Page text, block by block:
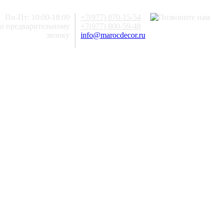
+7(977) 870-15-54
+7(977) 800-59-48
info@marocdecor.ru
Пн-Пт: 10:00-18:00
предварительному
звонку